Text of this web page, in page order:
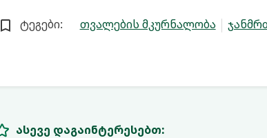
ტეგები: თვალების მკურნალობა
ასევე დაგაინტერესებთ: